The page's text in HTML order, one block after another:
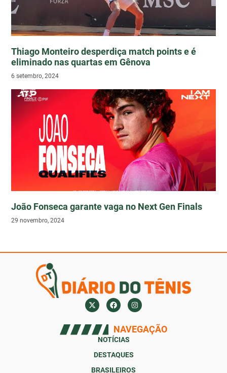
Thiago Monteiro desperdiça match points e é
eliminado nas quartas em Gênova
6 setembro, 2024
João Fonseca garante vaga no Next Gen Finals
29 novembro, 2024
NAVEGAÇÃO
NOTÍCIAS
DESTAQUES
BRASILEIROS